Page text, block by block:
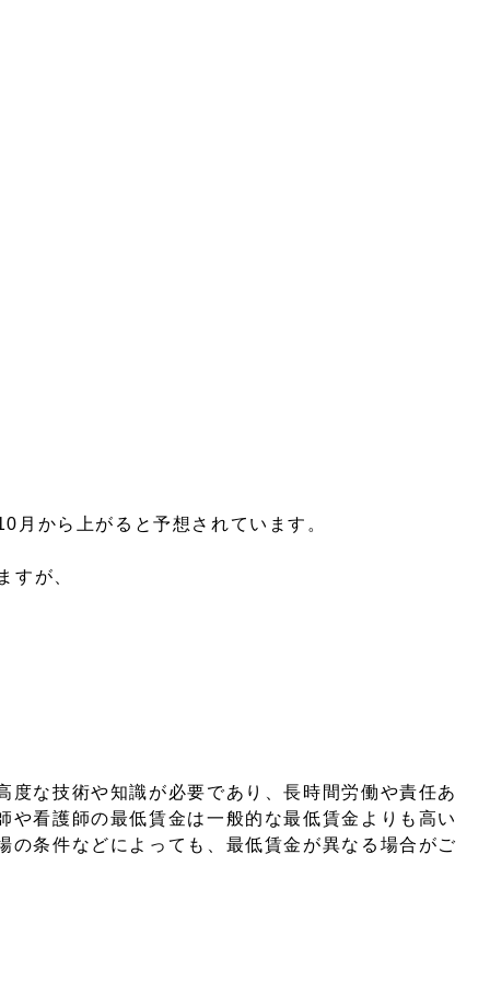
から上がると予想されています。
すが、
な技術や知識が必要であり、長時間労働や責任あ
看護師の最低賃金は一般的な最低賃金よりも高い
条件などによっても、最低賃金が異なる場合がご